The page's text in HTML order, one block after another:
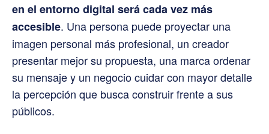
en el entorno digital será cada vez más
accesible. Una persona puede proyectar una
imagen personal más profesional, un creador
presentar mejor su propuesta, una marca ordenar
su mensaje y un negocio cuidar con mayor detalle
la percepción que busca construir frente a sus
públicos.